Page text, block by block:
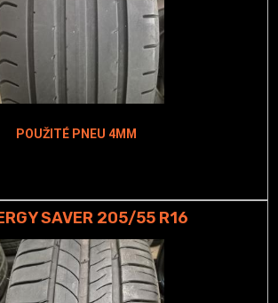
POUŽITÉ PNEU 4MM
SAVER 205/55 R16